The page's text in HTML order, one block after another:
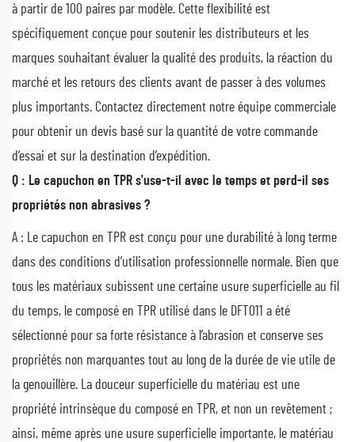
à partir de 100 paires par modèle. Cette flexibilité est
spécifiquement conçue pour soutenir les distributeurs et les
marques souhaitant évaluer la qualité des produits, la réaction du
marché et les retours des clients avant de passer à des volumes
plus importants. Contactez directement notre équipe commerciale
pour obtenir un devis basé sur la quantité de votre commande
d’essai et sur la destination d’expédition.
Q : Le capuchon en TPR s'use-t-il avec le temps et perd-il ses
propriétés non abrasives ?
A : Le capuchon en TPR est conçu pour une durabilité à long terme
dans des conditions d’utilisation professionnelle normale. Bien que
tous les matériaux subissent une certaine usure superficielle au fil
du temps, le composé en TPR utilisé dans le DFT011 a été
sélectionné pour sa forte résistance à l’abrasion et conserve ses
propriétés non marquantes tout au long de la durée de vie utile de
la genouillère. La douceur superficielle du matériau est une
propriété intrinsèque du composé en TPR, et non un revêtement ;
ainsi, même après une usure superficielle importante, le matériau